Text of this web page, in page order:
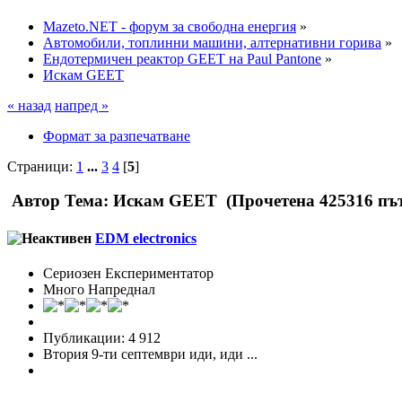
Mazeto.NET - форум за свободна енергия »
Автомобили, топлинни машини, алтернативни горива »
Ендотермичен реактор GEET на Paul Pantone »
Искам GEET
« назад напред »
Формат за разпечатване
Страници: 1 ... 3 4 [5]
Автор Тема: Искам GEET (Прочетена 425316
EDM electronics
Сериозен Експериментатор
Много Напреднал
Публикации: 4 912
Втория 9-ти септември иди, иди ...